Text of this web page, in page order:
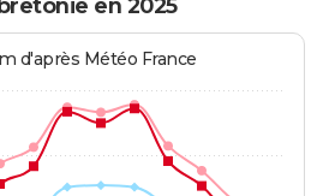
en 2025
d'après Météo France